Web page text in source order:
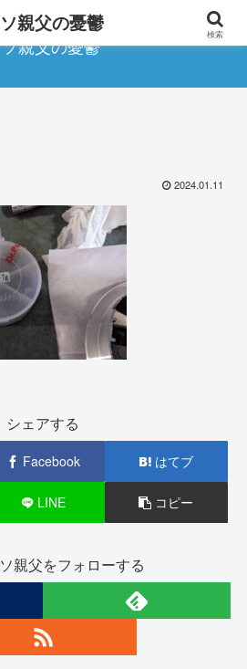
親父の憂鬱
2024.01.11
シェアする
Facebook はてブ
LINE コピー
親父をフォローする
親父の憂鬱 検索